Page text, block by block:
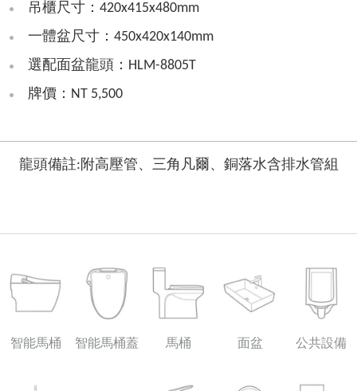
吊櫃尺寸：420x415x480mm
一體盆尺寸：450x420x140mm
選配面盆龍頭：HLM-8805T
牌價：NT 5,500
龍頭備註:附高壓管、三角凡爾、銅落水含排水管組
智能馬桶 智能馬桶蓋 馬桶 面盆 公共設備